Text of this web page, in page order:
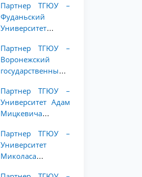
и права объявляет
программу
академической
студентов 2–3
курсов ТГЮУ
Партнер ТГЮУ –
Фуданьский
Университет
программу
академической
мобильности для
курсов ТГЮУ
Партнер ТГЮУ –
Воронежский
государственный
объявляет
программу
академической
студентов 2–3
курсов ТГЮУ
Партнер ТГЮУ –
Университет Адам
Мицкевича
программу
академической
мобильности для
Партнер ТГЮУ –
Университет
Миколаса